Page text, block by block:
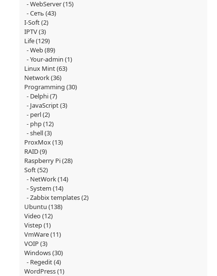
WebServer(15)
Сеть (43)
I-Soft(2)
IPTV(3)
Life(129)
Web(89)
Your-admin (1)
Linux Mint(63)
Network(36)
Programming (30)
Delphi(7)
JavaScript(3)
perl(2)
php(12)
shell(3)
ProxMox(13)
RAID(9)
Raspberry Pi(28)
Soft(52)
NetWork(14)
System (14)
Zabbix templates(2)
Ubuntu (138)
Video(12)
Vistep(1)
VmWare(11)
VOIP(3)
Windows(30)
Regedit(4)
WordPress(1)